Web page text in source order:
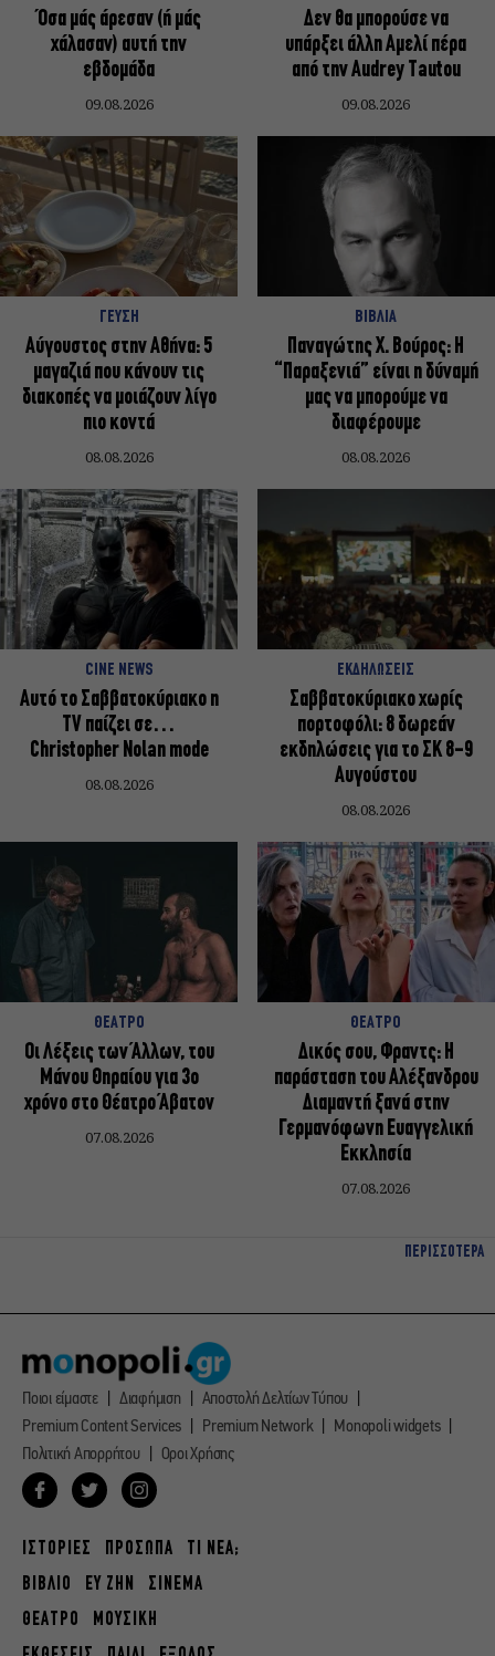
Όσα μάς άρεσαν (ή μάς
χάλασαν) αυτή την
εβδομάδα
09.08.2026
Δεν θα μπορούσε να
υπάρξει άλλη Αμελί πέρα
από την Audrey Tautou
09.08.2026
ΓΕΥΣΗ
Αύγουστος στην Αθήνα: 5
μαγαζιά που κάνουν τις
διακοπές να μοιάζουν λίγο
πιο κοντά
08.08.2026
ΒΙΒΛΙΑ
Παναγώτης Χ. Βούρος: Η
“Παραξενιά” είναι η δύναμή
μας να μπορούμε να
διαφέρουμε
08.08.2026
CINE NEWS
Αυτό το Σαββατοκύριακο η
TV παίζει σε…
Christopher Nolan mode
08.08.2026
ΕΚΔΗΛΩΣΕΙΣ
Σαββατοκύριακο χωρίς
πορτοφόλι: 8 δωρεάν
εκδηλώσεις για το ΣΚ 8-9
Αυγούστου
08.08.2026
ΘΕΑΤΡΟ
Οι Λέξεις των Άλλων, του
Μάνου Θηραίου για 3ο
χρόνο στο Θέατρο Άβατον
07.08.2026
ΘΕΑΤΡΟ
Δικός σου, Φραντς: Η
παράσταση του Αλέξανδρου
Διαμαντή ξανά στην
Γερμανόφωνη Ευαγγελική
Εκκλησία
07.08.2026
ΠΕΡΙΣΣΟΤΕΡΑ
Ποιοι είμαστε Διαφήμιση
Αποστολή Δελτίων Τύπου
Premium Content Services
Premium Network
Monopoli widgets
Πολιτική Απορρήτου
Οροι Χρήσης
ΙΣΤΟΡΙΕΣ ΠΡΟΣΩΠΑ
ΤΙ ΝΕΑ;
ΒΙΒΛΙΟ
ΕΥ ΖΗΝ
ΣΙΝΕΜΑ
ΘΕΑΤΡΟ
ΜΟΥΣΙΚΗ